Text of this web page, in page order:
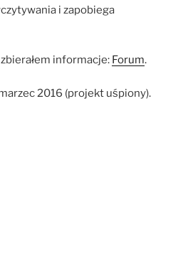
i zapobiega
informacje: Forum.
2016 (projekt uśpiony).